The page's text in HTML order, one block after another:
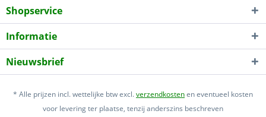
Shopservice
Informatie
Nieuwsbrief
* Alle prijzen incl. wettelijke btw excl.verzendkostenen eventueel kosten
voor levering ter plaatse, tenzij anderszins beschreven